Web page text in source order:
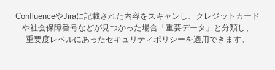
ConfluenceやJiraに記載された内容をスキャンし、クレジットカード
や社会保障番号などが見つかった場合「重要データ」と分類し、
重要度レベルにあったセキュリティポリシーを適用できます。